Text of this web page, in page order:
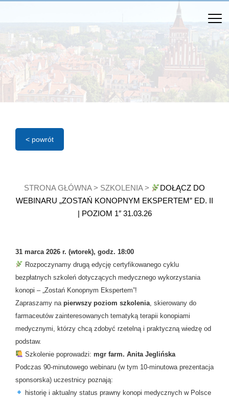
< powrót
STRONA GŁÓWNA> SZKOLENIA>
DOŁĄCZ DO
WEBINARU „ZOSTAŃ KONOPNYM EKSPERTEM” ED. II
| POZIOM 1″ 31.03.26
31 marca 2026 r. (wtorek), godz. 18:00
Rozpoczynamy drugą edycję certyfikowanego cyklu
bezpłatnych szkoleń dotyczących medycznego wykorzystania
konopi – „Zostań Konopnym Ekspertem”!
Zapraszamy na pierwszy poziom szkolenia, skierowany do
farmaceutów zainteresowanych tematyką terapii konopiami
medycznymi, którzy chcą zdobyć rzetelną i praktyczną wiedzę od
podstaw.
Szkolenie poprowadzi: mgr farm. Anita Jeglińska
Podczas 90-minutowego webinaru (w tym 10-minutowa prezentacja
sponsorska) uczestnicy poznają:
historię i aktualny status prawny konopi medycznych w Polsce